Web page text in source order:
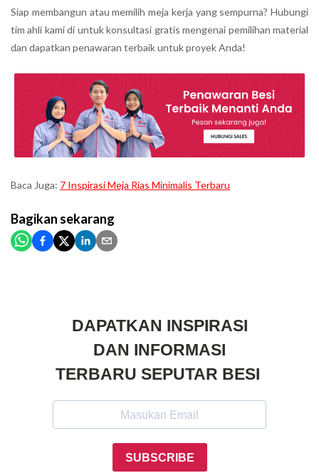
Siap membangun atau memilih meja kerja yang sempurna? Hubungi
tim ahli kami di untuk konsultasi gratis mengenai pemilihan material
dan dapatkan penawaran terbaik untuk proyek Anda!
Baca Juga: 7 Inspirasi Meja Rias Minimalis Terbaru
Bagikan sekarang